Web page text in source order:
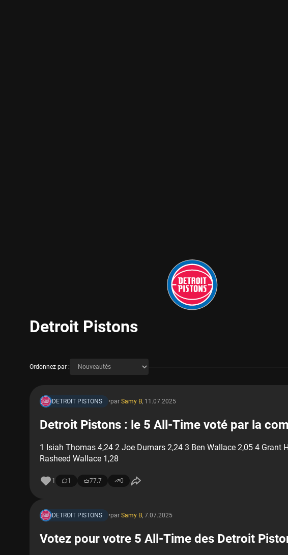
Detroit Pistons
Ordonnez par :
DETROIT PISTONS •par Samy B, 11.07.2025
Detroit Pistons : le 5 All-Time voté par la
1 Isiah Thomas 4,24 2 Joe Dumars 2,24 3 Ben Wallace 2,05 4 Grant
Rasheed Wallace 1,28
1 1 77.7 0
DETROIT PISTONS •par Samy B, 7.07.2025
Votez pour votre 5 All-Time des Detroit